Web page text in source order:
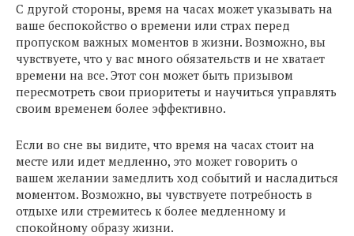
С другой стороны, время на часах может указывать на
ваше беспокойство о времени или страх перед
пропуском важных моментов в жизни. Возможно, вы
чувствуете, что у вас много обязательств и не хватает
времени на все. Этот сон может быть призывом
пересмотреть свои приоритеты и научиться управлять
своим временем более эффективно.
Если во сне вы видите, что время на часах стоит на
месте или идет медленно, это может говорить о
вашем желании замедлить ход событий и насладиться
моментом. Возможно, вы чувствуете потребность в
отдыхе или стремитесь к более медленному и
спокойному образу жизни.